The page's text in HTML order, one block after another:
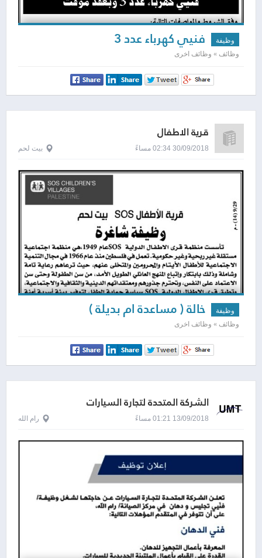
وظيفة فنيي كهرباء عدد 3
وظائف » وظائف اخرى
قرية الاطفال
30/09/2018 02:34 مساءً بيت لحم
وظيفة خالة ( مساعدة ام بديلة )
وظائف » وظائف اخرى
الشركة المتحدة لتجارة السيارات
13/09/2018 01:21 مساءً رام الله